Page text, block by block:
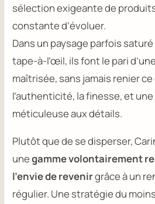
sélection exigeante de
constante d’évoluer.
Dans un paysage parfois
tape-à-l’œil, ils font le pari
maîtrisée, sans jamais renier
l’authenticité, la finesse, et
méticuleuse aux détails.
Plutôt que de se disperser,
unegamme volontairement
l’envie de revenirgrâce à un
régulier. Une stratégie du